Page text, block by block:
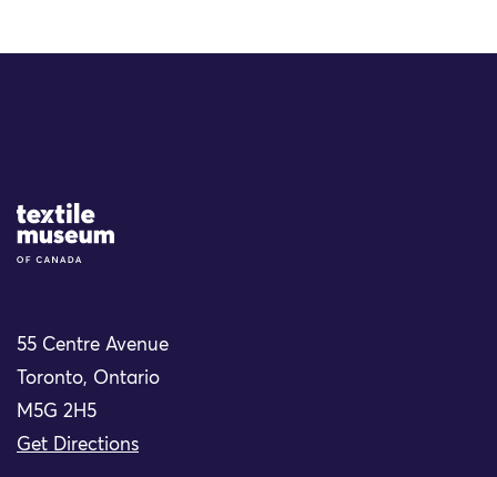
Site Logo
55 Centre Avenue
Toronto, Ontario
M5G 2H5
Get Directions